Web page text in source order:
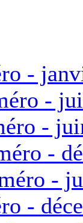
-
-
-
-
-
-